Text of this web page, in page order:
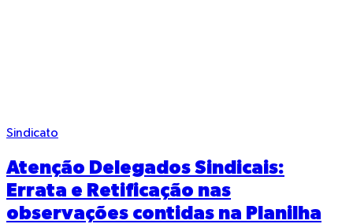
Sindicato
Atenção Delegados Sindicais:
Errata e Retificação nas
observações contidas na Planilha